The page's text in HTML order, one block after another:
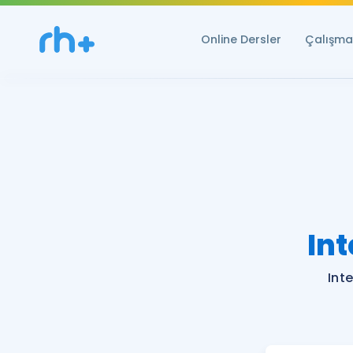
Online Dersler